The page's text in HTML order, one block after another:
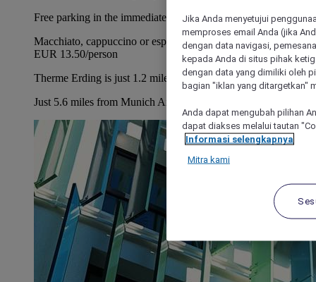
Free parking in the immediate vicinity
Macchiato, cappuccino or espresso with breakfast buffet for
EUR 13.50/person
Therme Erding is just 1.2 miles from the hotel
Just 5.6 miles from Munich Airport
Jika Anda menyetujui
memproses email Anda (jika
dengan data navigasi,
kepada Anda di situs pihak
dengan data yang dimiliki oleh
bagian "iklan yang ditargetkan"
Anda dapat mengubah pilihan
dapat diakses melalui tautan
Informasi selengkapnya
Mitra kami